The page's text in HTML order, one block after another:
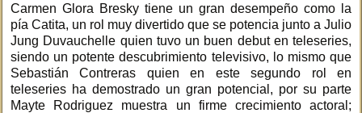
Carmen Glora Bresky tiene un gran desempeño como la
pía Catita, un rol muy divertido que se potencia junto a Julio
Jung Duvauchelle quien tuvo un buen debut en teleseries,
siendo un potente descubrimiento televisivo, lo mismo que
Sebastián Contreras quien en este segundo rol en
teleseries ha demostrado un gran potencial, por su parte
Mayte Rodriguez muestra un firme crecimiento actoral;